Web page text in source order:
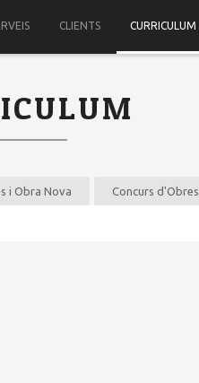
CLIENTS CURRICULUM
i Obra Nova Concurs d'Obres